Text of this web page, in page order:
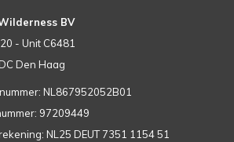
BV
- Unit C6481
Den Haag
NL867952052B01
97209449
NL25 DEUT 7351 1154 51